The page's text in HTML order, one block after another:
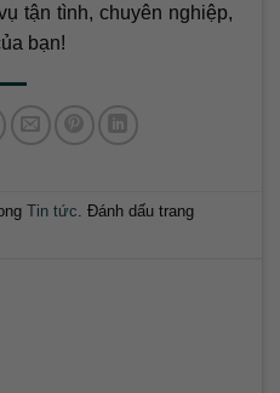
tận tình, chuyên nghiệp,
bạn!
Tin tức. Đánh dấu trang